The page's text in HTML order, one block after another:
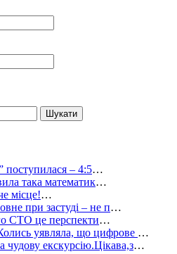
поступилася – 4:5…
така математик…
місце!…
при застуді – не п…
СТО це перспекти…
уявляла, що цифрове …
чудову екскурсію.Цікава,з…